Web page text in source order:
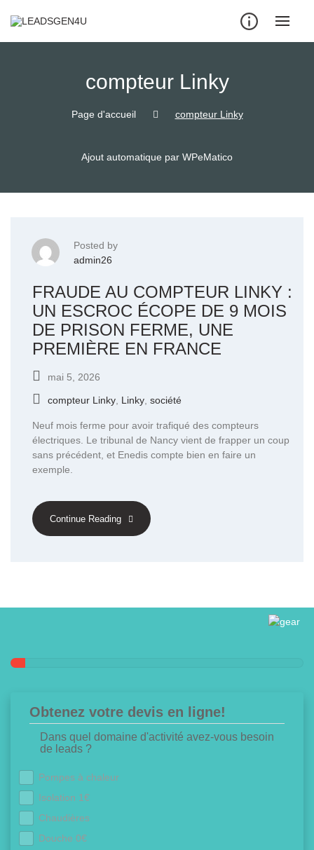
compteur Linky
Page d'accueil compteur Linky
Ajout automatique par WPeMatico
Posted by
admin26
FRAUDE AU COMPTEUR LINKY :
UN ESCROC ÉCOPE DE 9 MOIS
DE PRISON FERME, UNE
PREMIÈRE EN FRANCE
mai 5, 2026
compteur Linky Linky société
Neuf mois ferme pour avoir trafiqué des compteurs
électriques. Le tribunal de Nancy vient de frapper un coup
sans précédent, et Enedis compte bien en faire un
exemple.
Continue Reading
Obtenez votre devis en ligne!
Dans quel domaine d'activité avez-vous besoin
de leads ?
Pompes à chaleur
Isolation 1€
Chaudières
Douche 0€